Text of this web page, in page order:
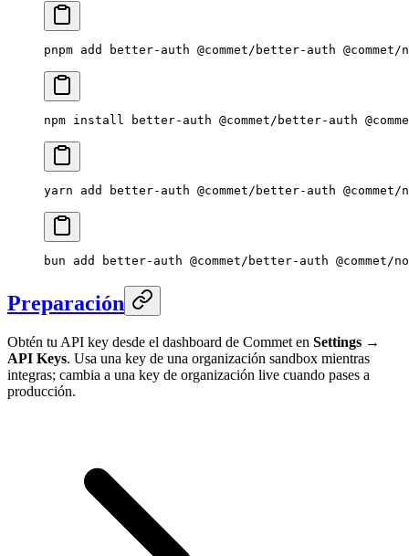
pnpm add better-auth @commet/better-auth @commet/
npm install better-auth @commet/better-auth
yarn add better-auth @commet/better-auth @commet/
bun add better-auth @commet/better-auth @commet/
Preparación
Obtén tu API key desde el dashboard de Commet en Settings →
API Keys. Usa una key de una organización sandbox mientras
integras; cambia a una key de organización live cuando pases a
producción.